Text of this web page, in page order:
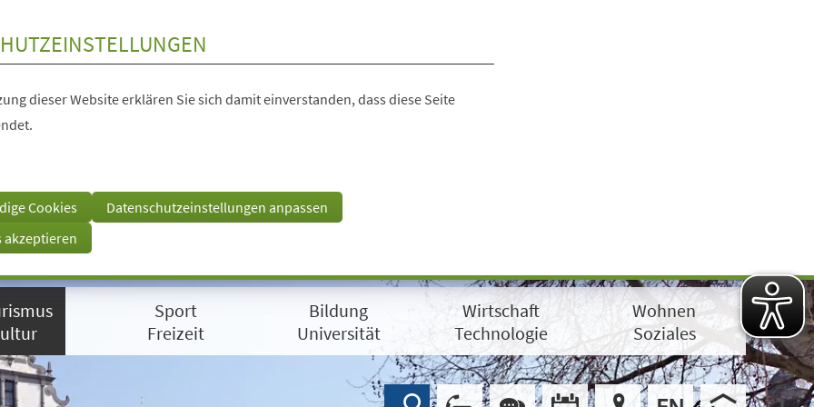
dieser Website erklären Sie sich damit einverstanden, dass diese Seite
Cookies
Datenschutzeinstellungen anpassen
akzeptieren
Sport
Freizeit
Bildung
Universität
Wirtschaft
Technologie
Wohnen
Soziales